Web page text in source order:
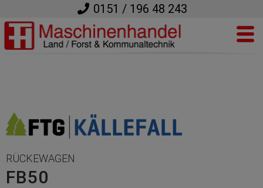
0151 / 196 48 243
RÜCKEWAGEN
FB50